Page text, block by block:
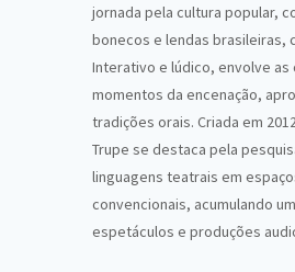
jornada pela cultura popular,
bonecos e lendas brasileiras,
Interativo e lúdico, envolve as
momentos da encenação,
tradições orais. Criada em
Trupe se destaca pela
linguagens teatrais em
convencionais, acumulando
espetáculos e produções